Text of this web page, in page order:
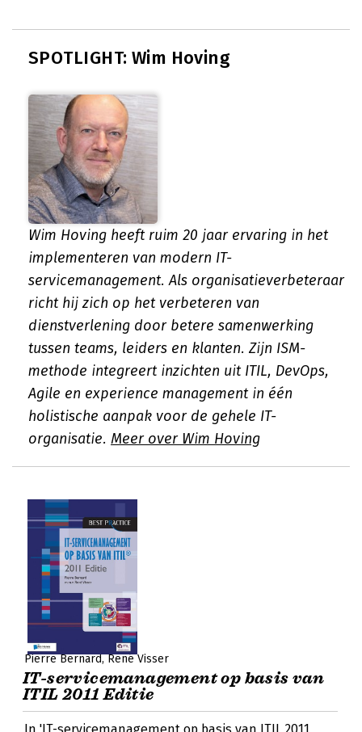
SPOTLIGHT: Wim Hoving
Wim Hoving heeft ruim 20 jaar ervaring in het
implementeren van modern IT-
servicemanagement. Als organisatieverbeteraar
richt hij zich op het verbeteren van
dienstverlening door betere samenwerking
tussen teams, leiders en klanten. Zijn ISM-
methode integreert inzichten uit ITIL, DevOps,
Agile en experience management in één
holistische aanpak voor de gehele IT-
organisatie. Meer over Wim Hoving
Pierre Bernard René Visser
IT-servicemanagement op basis van
ITIL 2011 Editie